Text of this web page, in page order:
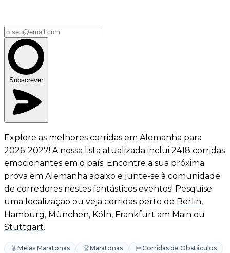
Subscrever
Explore as melhores corridas em Alemanha para
2026-2027! A nossa lista atualizada inclui 2418 corridas
emocionantes em o país. Encontre a sua próxima
prova em Alemanha abaixo e junte-se à comunidade
de corredores nestes fantásticos eventos! Pesquise
uma localização ou veja corridas perto de Berlin,
Hamburg, München, Köln, Frankfurt am Main ou
Stuttgart.
Meias Maratonas Maratonas
Corridas de Obstáculos